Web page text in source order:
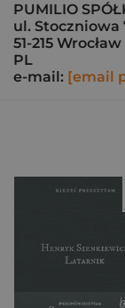
PUMILIO
ul. Stoczniowa
51-215 Wrocław
PL
e-mail: [email